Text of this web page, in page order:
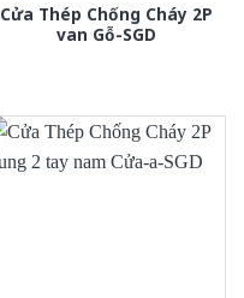
Cửa Thép Chống Cháy 2P
van Gỗ-SGD